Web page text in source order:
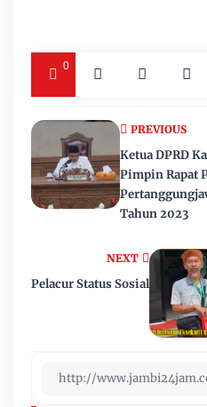
0
NEXT
Pelacur Status Sosial
PREVIOUS
Ketua DPRD
Pimpin Rapat
Tahun 2023